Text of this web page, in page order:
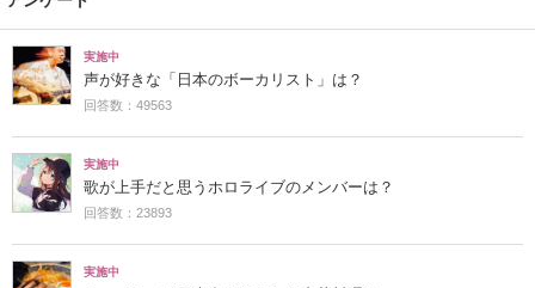
実施中
声が好きな「日本のボーカリスト」は？
回答数：49563
実施中
歌が上手だと思うホロライブのメンバーは？
回答数：23893
実施中